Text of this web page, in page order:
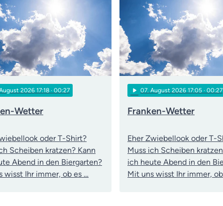
2026 17:18 · 00:27
Wetter
oder T-Shirt?
Scheiben kratzen? Kann
Abend in den Biergarten?
wisst Ihr immer, ob es …
play_arrow 07. August 2026 17:05 · 00:27
Franken-Wetter
Eher Zwiebellook oder T-
Muss ich Scheiben
ich heute Abend in den
Mit uns wisst Ihr immer,